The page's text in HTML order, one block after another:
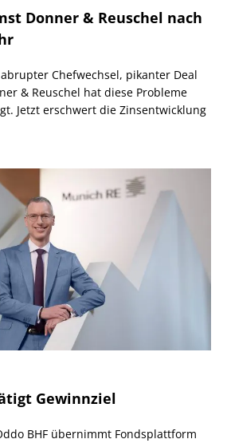
Donner & Reuschel nach
Chefwechsel, pikanter Deal
& Reuschel hat diese Probleme
Jetzt erschwert die Zinsentwicklung
Gewinnziel
BHF übernimmt Fondsplattform